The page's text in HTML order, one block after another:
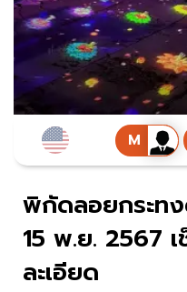
พิกัดลอยกระท
15 พ.ย. 2567 เ
ละเอียด